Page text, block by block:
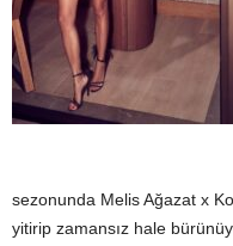
sezonunda Melis Ağazat x
yitirip zamansız hale